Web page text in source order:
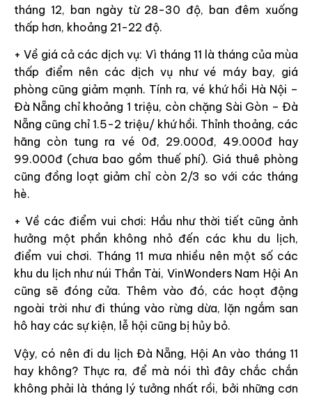
tháng 12, ban ngày từ 28-30 độ, ban đêm xuống
thấp hơn, khoảng 21-22 độ.
+ Về giá cả các dịch vụ: Vì tháng 11 là tháng của mùa
thấp điểm nên các dịch vụ như vé máy bay, giá
phòng cũng giảm mạnh. Tính ra, vé khứ hồi Hà Nội –
Đà Nẵng chỉ khoảng 1 triệu, còn chặng Sài Gòn – Đà
Nẵng cũng chỉ 1.5-2 triệu/ khứ hồi. Thỉnh thoảng, các
hãng còn tung ra vé 0đ, 29.000đ, 49.000đ hay
99.000đ (chưa bao gồm thuế phí). Giá thuê phòng
cũng đồng loạt giảm chỉ còn 2/3 so với các tháng
hè.
+ Về các điểm vui chơi: Hầu như thời tiết cũng ảnh
hưởng một phần không nhỏ đến các khu du lịch,
điểm vui chơi. Tháng 11 mưa nhiều nên một số các
khu du lịch như núi Thần Tài, VinWonders Nam Hội An
cũng sẽ đóng cửa. Thêm vào đó, các hoạt động
ngoài trời như đi thúng vào rừng dừa, lặn ngắm san
hô hay các sự kiện, lễ hội cũng bị hủy bỏ.
Vậy, có nên đi du lịch Đà Nẵng, Hội An vào tháng 11
hay không? Thực ra, để mà nói thì đây chắc chắn
không phải là tháng lý tưởng nhất rồi, bởi những cơn